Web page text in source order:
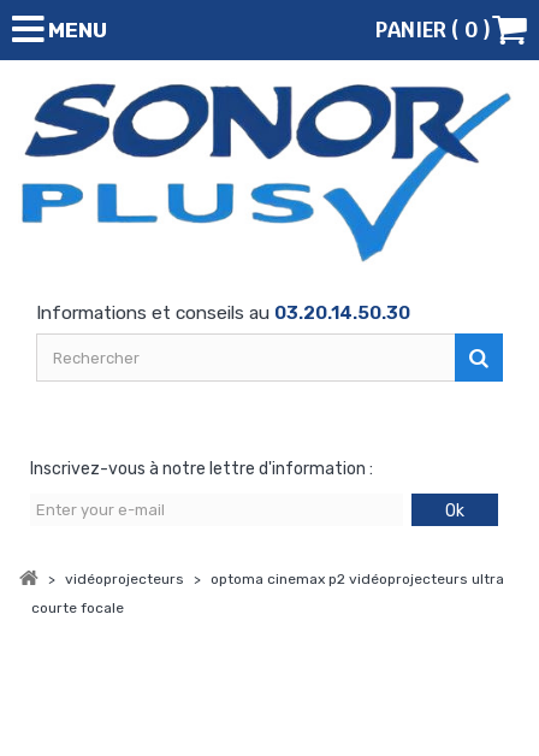
MENU PANIER ( 0 )
Informations et conseils au 03.20.14.50.30
Inscrivez-vous à notre lettre d'information :
Ok
> vidéoprojecteurs > optoma cinemax p2 vidéoprojecteurs ultra
courte focale